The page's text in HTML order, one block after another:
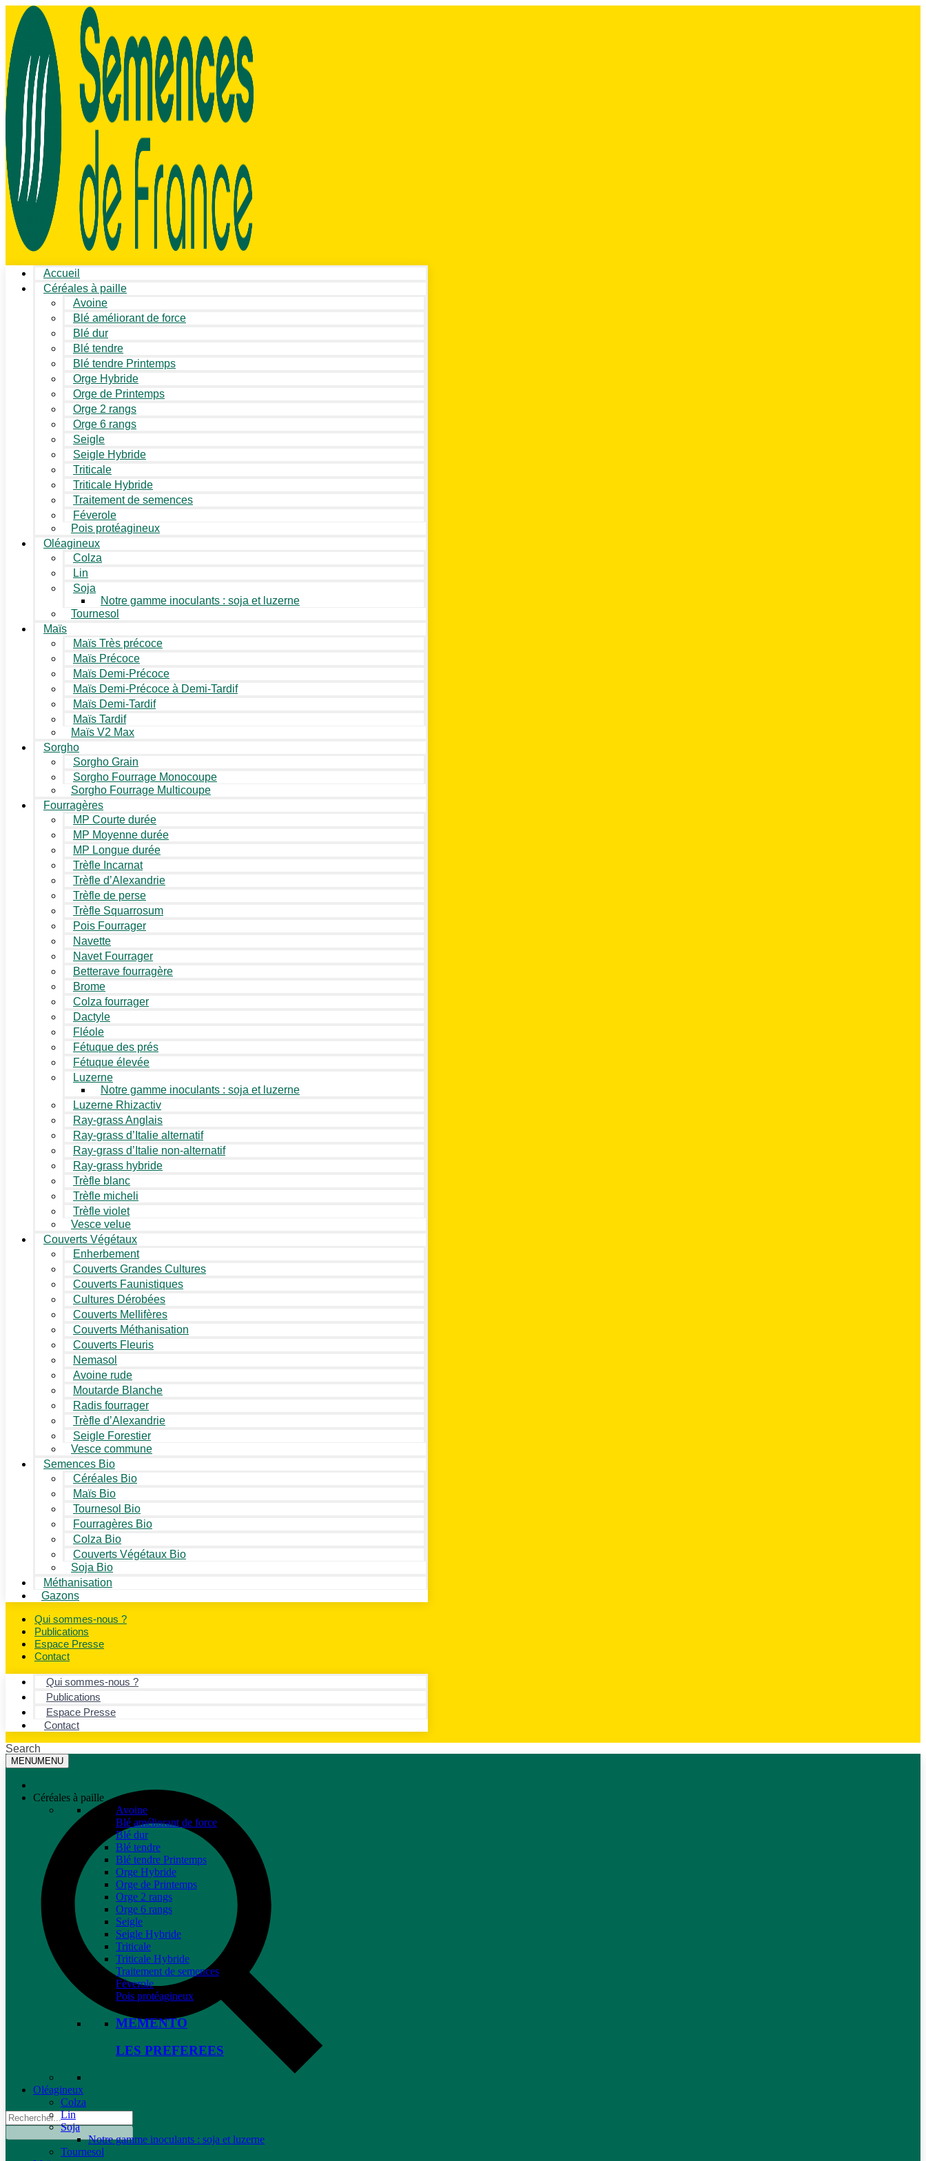
Accueil
Céréales à paille
Avoine
Blé améliorant de force
Blé dur
Blé tendre
Blé tendre Printemps
Orge Hybride
Orge de Printemps
Orge 2 rangs
Orge 6 rangs
Seigle
Seigle Hybride
Triticale
Triticale Hybride
Traitement de semences
Féverole
Pois protéagineux
Oléagineux
Colza
Lin
Soja
Notre gamme inoculants : soja et luzerne
Tournesol
Maïs
Maïs Très précoce
Maïs Précoce
Maïs Demi-Précoce
Maïs Demi-Précoce à Demi-Tardif
Maïs Demi-Tardif
Maïs Tardif
Maïs V2 Max
Sorgho
Sorgho Grain
Sorgho Fourrage Monocoupe
Sorgho Fourrage Multicoupe
Fourragères
MP Courte durée
MP Moyenne durée
MP Longue durée
Trèfle Incarnat
Trèfle d’Alexandrie
Trèfle de perse
Trèfle Squarrosum
Pois Fourrager
Navette
Navet Fourrager
Betterave fourragère
Brome
Colza fourrager
Dactyle
Fléole
Fétuque des prés
Fétuque élevée
Luzerne
Notre gamme inoculants : soja et luzerne
Luzerne Rhizactiv
Ray-grass Anglais
Ray-grass d’Italie alternatif
Ray-grass d’Italie non-alternatif
Ray-grass hybride
Trèfle blanc
Trèfle micheli
Trèfle violet
Vesce velue
Couverts Végétaux
Enherbement
Couverts Grandes Cultures
Couverts Faunistiques
Cultures Dérobées
Couverts Mellifères
Couverts Méthanisation
Couverts Fleuris
Nemasol
Avoine rude
Moutarde Blanche
Radis fourrager
Trèfle d’Alexandrie
Seigle Forestier
Vesce commune
Semences Bio
Céréales Bio
Maïs Bio
Tournesol Bio
Fourragères Bio
Colza Bio
Couverts Végétaux Bio
Soja Bio
Méthanisation
Gazons
Qui sommes-nous ?
Publications
Espace Presse
Contact
Qui sommes-nous ?
Publications
Espace Presse
Contact
Search
MENUMENU
Céréales à paille
Avoine
Blé améliorant de force
Blé dur
Blé tendre
Blé tendre Printemps
Orge Hybride
Orge de Printemps
Orge 2 rangs
Orge 6 rangs
Seigle
Seigle Hybride
Triticale
Triticale Hybride
Traitement de semences
Féverole
Pois protéagineux
MEMENTO
LES PREFEREES
Oléagineux
Colza
Lin
Soja
Notre gamme inoculants : soja et luzerne
Tournesol